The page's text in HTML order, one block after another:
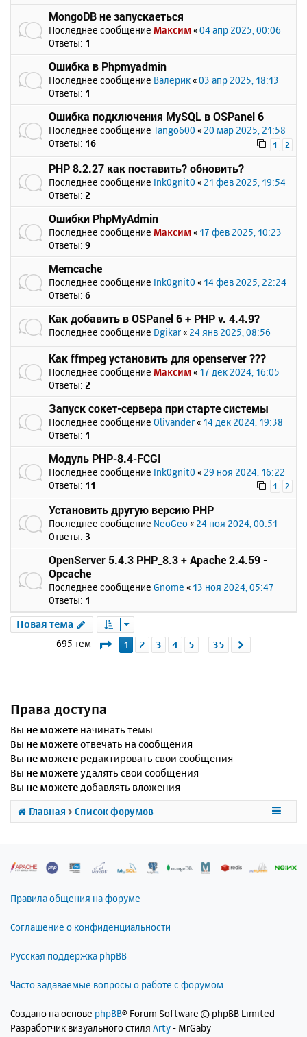
MongoDB не запускаеться
Последнее сообщение Максим «04 апр 2025, 00:06
Ответы: 1
Ошибка в Phpmyadmin
Последнее сообщение Валерик «03 апр 2025, 18:13
Ответы: 1
Ошибка подключения MySQL в OSPanel 6
Последнее сообщение Tango600 « 20 мар 2025, 21:58
Ответы: 16 1 2
PHP 8.2.27 как поставить? обновить?
Последнее сообщение Ink0gnit0 « 21 фев 2025, 19:54
Ответы: 2
Ошибки PhpMyAdmin
Последнее сообщение Максим « 17 фев 2025, 10:23
Ответы: 9
Memcache
Последнее сообщение Ink0gnit0 « 14 фев 2025, 22:24
Ответы: 6
Как добавить в OSPanel 6 + PHP v. 4.4.9?
Последнее сообщение Dgikar « 24 янв 2025, 08:56
Как ffmpeg установить для openserver ???
Последнее сообщение Максим « 17 дек 2024, 16:05
Ответы: 2
Запуск сокет-сервера при старте системы
Последнее сообщение Olivander « 14 дек 2024, 19:38
Ответы: 1
Модуль PHP-8.4-FCGI
Последнее сообщение Ink0gnit0 « 29 ноя 2024, 16:22
Ответы: 11 1 2
Установить другую версию PHP
Последнее сообщение NeoGeo « 24 ноя 2024, 00:51
Ответы: 3
OpenServer 5.4.3 PHP_8.3 + Apache 2.4.59 -
Opcache
Последнее сообщение Gnome « 13 ноя 2024, 05:47
Ответы: 1
Новая тема
695 тем Страница1 из 35
1 2 3 4 5 35
Права доступа
Вы не можете начинать темы
Вы не можетеотвечать на сообщения
Вы не можете редактировать свои сообщения
Вы не можетеудалять свои сообщения
Вы не можетедобавлять вложения
Главная Список форумов
Правила общения на форуме
Соглашение о конфиденциальности
Русская поддержка phpBB
Часто задаваемые вопросы о работе с форумом
Создано на основе phpBB® Forum Software © phpBB Limited
Разработчик визуального стиля Arty- MrGaby